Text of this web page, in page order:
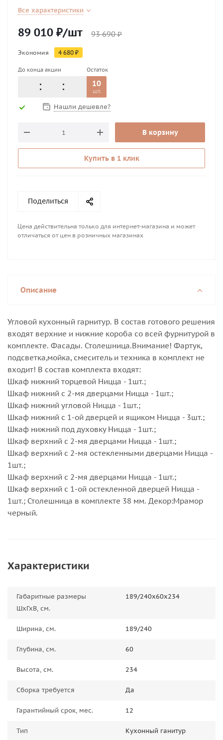
Все характеристики
89 010 ₽/шт 93 690₽
Экономия 4 680 ₽
До конца акции Остаток
10
шт.
Нашли дешевле?
В корзину
Купить в 1 клик
Поделиться
Цена действительна только для интернет-магазина и может
отличаться от цен в розничных магазинах
Описание
Угловой кухонный гарнитур. В состав готового решения
входят верхние и нижние короба со всей фурнитурой в
комплекте. Фасады. Столешница.Внимание! Фартук,
подсветка,мойка, смеситель и техника в комплект не
входит! В состав комплекта входят:
Шкаф нижний торцевой Ницца - 1шт.;
Шкаф нижний с 2-мя дверцами Ницца - 1шт.;
Шкаф нижний угловой Ницца - 1шт.;
Шкаф нижний с 1-ой дверцей и ящиком Ницца - 3шт.;
Шкаф нижний под духовку Ницца - 1шт.;
Шкаф верхний с 2-мя дверцами Ницца - 1шт.;
Шкаф верхний с 2-мя остекленными дверцами Ницца -
1шт.;
Шкаф верхний с 2-мя дверцами Ницца - 1шт.;
Шкаф верхний с 1-ой остекленной дверцей Ницца -
1шт.; Столешница в комплекте 38 мм. Декор:Мрамор
черный.
Характеристики
Габаритные размеры
ШхГхВ, см.
189/240х60х234
Ширина, см. 189/240
Глубина, см. 60
Высота, см. 234
Сборка требуется Да
Гарантийный срок, мес. 12
Тип Кухонный ганитур